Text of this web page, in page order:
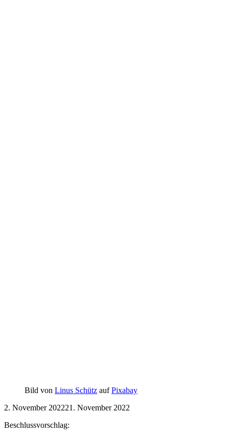
Bild von Linus Schütz aufPixabay
2. November 202221. November 2022
Beschlussvorschlag: